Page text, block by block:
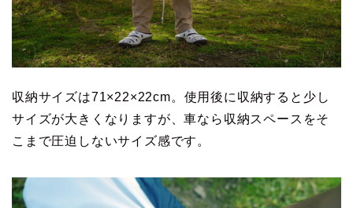
収納サイズは71×22×22cm。使用後に収納すると少し
サイズが大きくなりますが、車なら収納スペースをそ
こまで圧迫しないサイズ感です。